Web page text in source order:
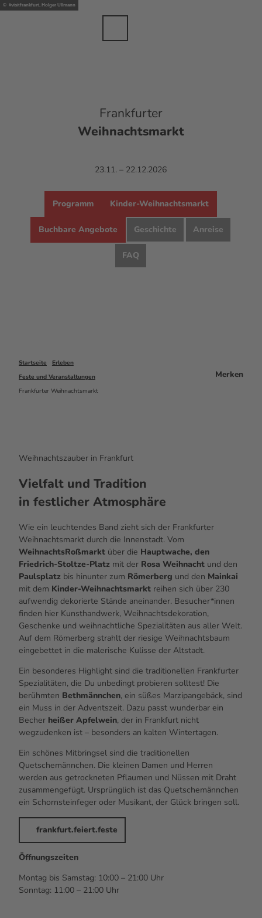
Z© #visitfrankfurt, Holger Ullmann
Frankfurter
Weihnachtsmarkt
23.11. – 22.12.2026
Programm Kinder-Weihnachtsmarkt
Buchbare Angebote Geschichte Anreise
FAQ
Startseite
Erleben
Feste und Veranstaltungen
Frankfurter Weihnachtsmarkt
Merken
Weihnachtszauber in Frankfurt
Vielfalt und Tradition
in festlicher Atmosphäre
Wie ein leuchtendes Band zieht sich der Frankfurter
Weihnachtsmarkt durch die Innenstadt. Vom
WeihnachtsRoßmarkt über die Hauptwache, den
Friedrich-Stoltze-Platz mit der Rosa Weihnacht und den
Paulsplatz bis hinunter zum Römerberg und den Mainkai
mit dem Kinder-Weihnachtsmarkt reihen sich über 230
aufwendig dekorierte Stände aneinander. Besucher*innen
finden hier Kunsthandwerk, Weihnachtsdekoration,
Geschenke und weihnachtliche Spezialitäten aus aller Welt.
Auf dem Römerberg strahlt der riesige Weihnachtsbaum
eingebettet in die malerische Kulisse der Altstadt.
Ein besonderes Highlight sind die traditionellen Frankfurter
Spezialitäten, die Du unbedingt probieren solltest! Die
berühmten Bethmännchen, ein süßes Marzipangebäck, sind
ein Muss in der Adventszeit. Dazu passt wunderbar ein
Becher heißer Apfelwein, der in Frankfurt nicht
wegzudenken ist – besonders an kalten Wintertagen.
Ein schönes Mitbringsel sind die traditionellen
Quetschemännchen. Die kleinen Damen und Herren
werden aus getrockneten Pflaumen und Nüssen mit Draht
zusammengefügt. Ursprünglich ist das Quetschemännchen
ein Schornsteinfeger oder Musikant, der Glück bringen soll.
frankfurt.feiert.feste
Öffnungszeiten
Montag bis Samstag: 10:00 – 21:00 Uhr
Sonntag: 11:00 – 21:00 Uhr